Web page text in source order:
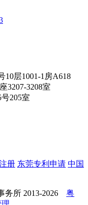
10层1001-1房A618
3207-3208室
205室
册 东莞专利申请 中国
务所 2013-2026 粤